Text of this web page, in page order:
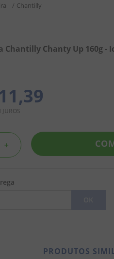
Chantilly
Chantilly Chanty Up 160g -
,39
JUROS
＋
PRODUTOS